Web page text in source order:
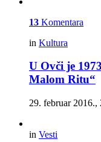
13 Komentara
in Kultura
U Ovči je
Malom Ritu“
29. februar 2016.,
in Vesti